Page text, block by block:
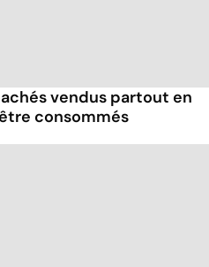
vendus partout en
consommés